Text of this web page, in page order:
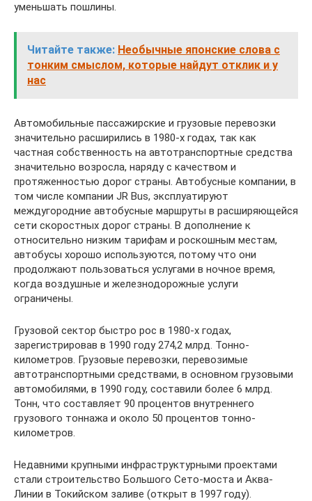
уменьшать пошлины.
Читайте также: Необычные японские слова с
тонким смыслом, которые найдут отклик и у
нас
Автомобильные пассажирские и грузовые перевозки
значительно расширились в 1980-х годах, так как
частная собственность на автотранспортные средства
значительно возросла, наряду с качеством и
протяженностью дорог страны. Автобусные компании, в
том числе компании JR Bus, эксплуатируют
междугородние автобусные маршруты в расширяющейся
сети скоростных дорог страны. В дополнение к
относительно низким тарифам и роскошным местам,
автобусы хорошо используются, потому что они
продолжают пользоваться услугами в ночное время,
когда воздушные и железнодорожные услуги
ограничены.
Грузовой сектор быстро рос в 1980-х годах,
зарегистрировав в 1990 году 274,2 млрд. Тонно-
километров. Грузовые перевозки, перевозимые
автотранспортными средствами, в основном грузовыми
автомобилями, в 1990 году, составили более 6 млрд.
Тонн, что составляет 90 процентов внутреннего
грузового тоннажа и около 50 процентов тонно-
километров.
Недавними крупными инфраструктурными проектами
стали строительство Большого Сето-моста и Аква-
Линии в Токийском заливе (открыт в 1997 году).